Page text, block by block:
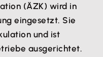
(ÄZK) wird in
eingesetzt. Sie
und ist
ausgerichtet.